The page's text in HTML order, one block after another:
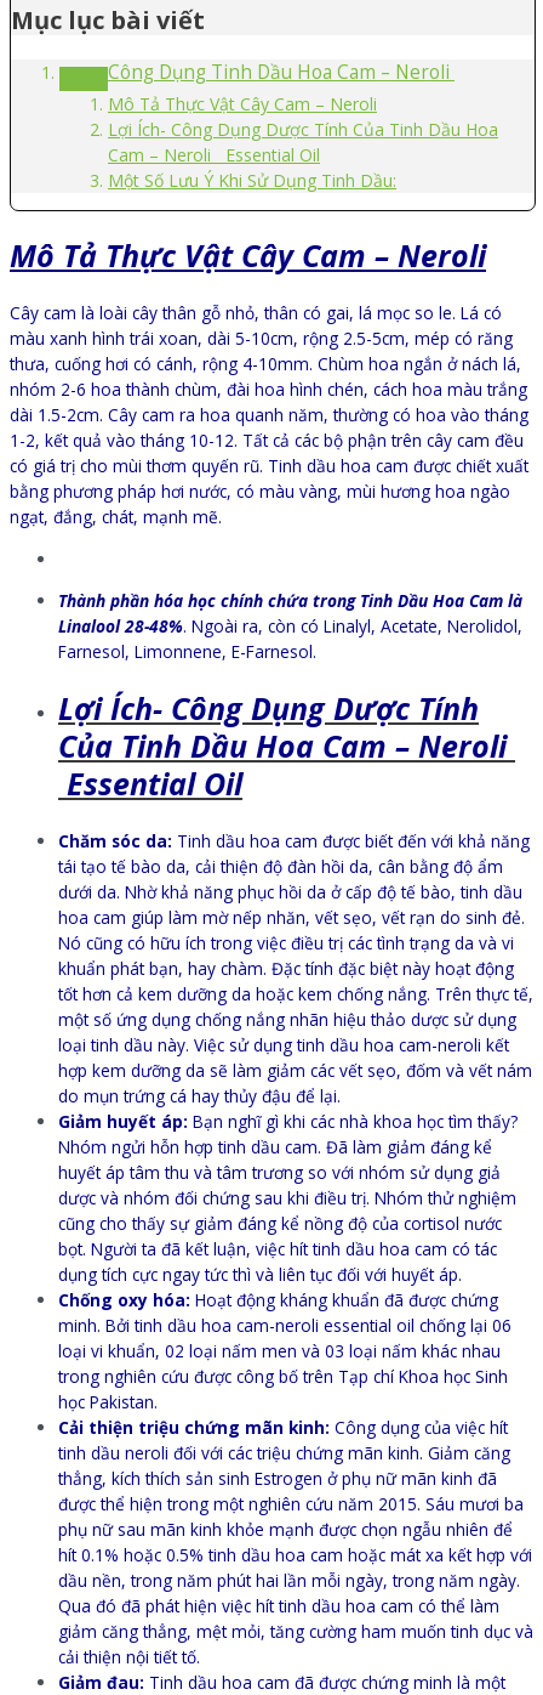
Mục lục bài viết
Công Dụng Tinh Dầu Hoa Cam – Neroli
Mô Tả Thực Vật Cây Cam – Neroli
Lợi Ích- Công Dụng Dược Tính Của Tinh Dầu Hoa
Cam – Neroli Essential Oil
Một Số Lưu Ý Khi Sử Dụng Tinh Dầu:
Mô Tả Thực Vật Cây Cam – Neroli
Cây cam là loài cây thân gỗ nhỏ, thân có gai, lá mọc so le. Lá có
màu xanh hình trái xoan, dài 5-10cm, rộng 2.5-5cm, mép có răng
thưa, cuống hơi có cánh, rộng 4-10mm. Chùm hoa ngắn ở nách lá,
nhóm 2-6 hoa thành chùm, đài hoa hình chén, cách hoa màu trắng
dài 1.5-2cm. Cây cam ra hoa quanh năm, thường có hoa vào tháng
1-2, kết quả vào tháng 10-12. Tất cả các bộ phận trên cây cam đều
có giá trị cho mùi thơm quyến rũ. Tinh dầu hoa cam được chiết xuất
bằng phương pháp hơi nước, có màu vàng, mùi hương hoa ngào
ngạt, đắng, chát, mạnh mẽ.
Thành phần hóa học chính chứa trong Tinh Dầu Hoa Cam là
Linalool 28-48%. Ngoài ra, còn có Linalyl, Acetate, Nerolidol,
Farnesol, Limonnene, E-Farnesol.
Lợi Ích- Công Dụng Dược Tính
Của Tinh Dầu Hoa Cam – Neroli
Essential Oil
Chăm sóc da: Tinh dầu hoa cam được biết đến với khả năng
tái tạo tế bào da, cải thiện độ đàn hồi da, cân bằng độ ẩm
dưới da. Nhờ khả năng phục hồi da ở cấp độ tế bào, tinh dầu
hoa cam giúp làm mờ nếp nhăn, vết sẹo, vết rạn do sinh đẻ.
Nó cũng có hữu ích trong việc điều trị các tình trạng da và vi
khuẩn phát bạn, hay chàm. Đặc tính đặc biệt này hoạt động
tốt hơn cả kem dưỡng da hoặc kem chống nắng. Trên thực tế,
một số ứng dụng chống nắng nhãn hiệu thảo dược sử dụng
loại tinh dầu này. Việc sử dụng tinh dầu hoa cam-neroli kết
hợp kem dưỡng da sẽ làm giảm các vết sẹo, đốm và vết nám
do mụn trứng cá hay thủy đậu để lại.
Giảm huyết áp: Bạn nghĩ gì khi các nhà khoa học tìm thấy?
Nhóm ngửi hỗn hợp tinh dầu cam. Đã làm giảm đáng kể
huyết áp tâm thu và tâm trương so với nhóm sử dụng giả
dược và nhóm đối chứng sau khi điều trị. Nhóm thử nghiệm
cũng cho thấy sự giảm đáng kể nồng độ của cortisol nước
bọt. Người ta đã kết luận, việc hít tinh dầu hoa cam có tác
dụng tích cực ngay tức thì và liên tục đối với huyết áp.
Chống oxy hóa: Hoạt động kháng khuẩn đã được chứng
minh. Bởi tinh dầu hoa cam-neroli essential oil chống lại 06
loại vi khuẩn, 02 loại nấm men và 03 loại nấm khác nhau
trong nghiên cứu được công bố trên Tạp chí Khoa học Sinh
học Pakistan.
Cải thiện triệu chứng mãn kinh: Công dụng của việc hít
tinh dầu neroli đối với các triệu chứng mãn kinh. Giảm căng
thẳng, kích thích sản sinh Estrogen ở phụ nữ mãn kinh đã
được thể hiện trong một nghiên cứu năm 2015. Sáu mươi ba
phụ nữ sau mãn kinh khỏe mạnh được chọn ngẫu nhiên để
hít 0.1% hoặc 0.5% tinh dầu hoa cam hoặc mát xa kết hợp với
dầu nền, trong năm phút hai lần mỗi ngày, trong năm ngày.
Qua đó đã phát hiện việc hít tinh dầu hoa cam có thể làm
giảm căng thẳng, mệt mỏi, tăng cường ham muốn tinh dục và
cải thiện nội tiết tố.
Giảm đau: Tinh dầu hoa cam đã được chứng minh là một